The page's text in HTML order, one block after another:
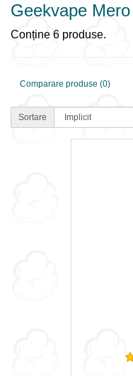
Geekvape Mero
Conține 6 produse.
Comparare produse (0)
Sortare